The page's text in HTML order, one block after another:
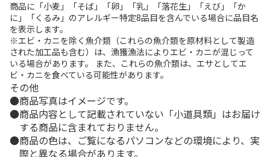
商品に「小麦」「そば」「卵」「乳」「落花生」「えび」「か
に」「くるみ」のアレルギー特定8品目を含んでいる場合に品目名
を表示します。
※エビ・カニを除く魚介類（これらの魚介類を原材料として製造
された加工品も含む）は、漁獲漁法によりエビ・カニが混じって
いる場合があります。 また、これらの魚介類は、エサとしてエ
ビ・カニを食べている可能性があります。
その他
商品写真はイメージです。
商品内容として記載されていない「小道具類」はお届け
する商品に含まれておりません。
商品の色は、ご覧になるパソコンなどの環境により、実
際と異なる場合があります。